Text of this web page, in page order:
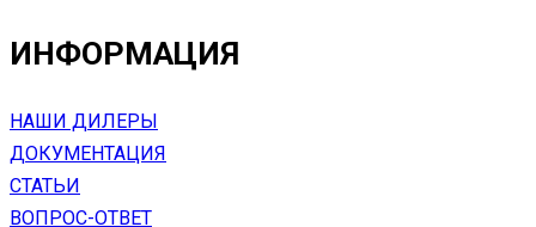
ИНФОРМАЦИЯ
НАШИ ДИЛЕРЫ
ДОКУМЕНТАЦИЯ
СТАТЬИ
ВОПРОС-ОТВЕТ